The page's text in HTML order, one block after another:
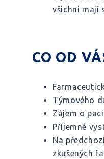
všichni mají
CO OD
Týmového
Zájem o
Příjemné
Na
zkušených